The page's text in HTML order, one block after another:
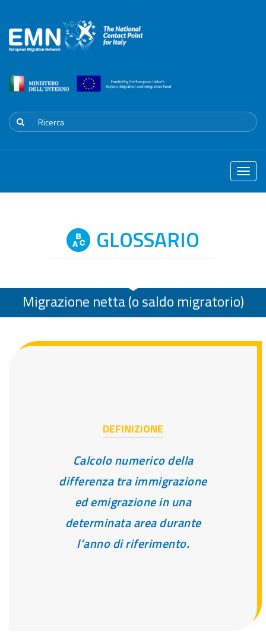
Toggle
GLOSSARIO
Migrazione netta (o saldo migratorio)
DEFINIZIONE
Calcolo numerico della
differenza tra immigrazione
ed emigrazione in una
determinata area durante
l’anno di riferimento.